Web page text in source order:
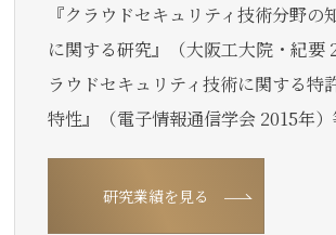
『クラウドセキュリティ技術分野の
に関する研究』（大阪工大院・紀要
ラウドセキュリティ技術に関する特
特性』（電子情報通信学会 2015年）
研究業績を見る